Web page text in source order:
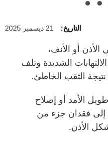
التاريخ: 21 ديسمبر 2025
أو الأنف،
الشديدة وتلف
الثقب الخاطئ.
الأمد أو إصلاح
فقدان جزء من
الأذن.